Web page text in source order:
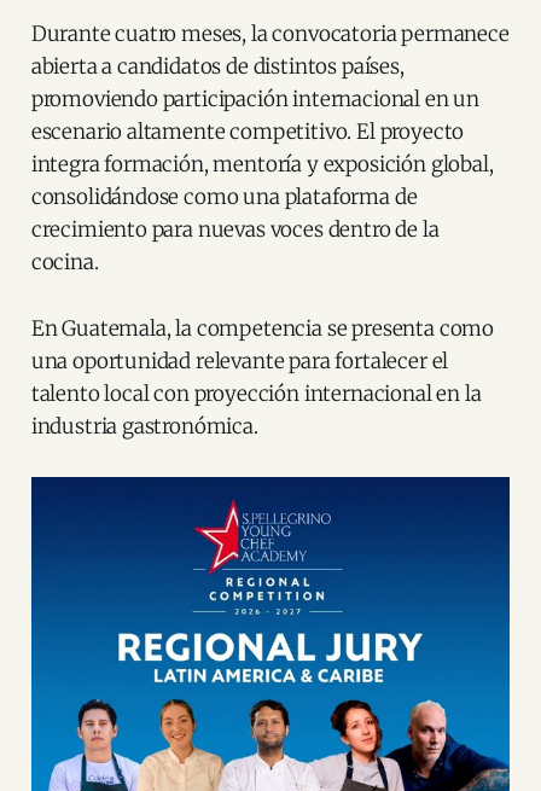
Durante cuatro meses, la convocatoria permanece
abierta a candidatos de distintos países,
promoviendo participación internacional en un
escenario altamente competitivo. El proyecto
integra formación, mentoría y exposición global,
consolidándose como una plataforma de
crecimiento para nuevas voces dentro de la
cocina.
En Guatemala, la competencia se presenta como
una oportunidad relevante para fortalecer el
talento local con proyección internacional en la
industria gastronómica.